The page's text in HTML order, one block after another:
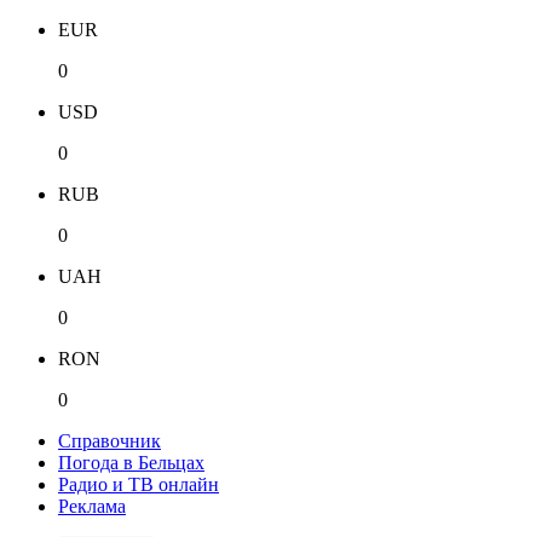
EUR
0
USD
0
RUB
0
UAH
0
RON
0
Справочник
Погода в Бельцах
Радио и ТВ онлайн
Реклама